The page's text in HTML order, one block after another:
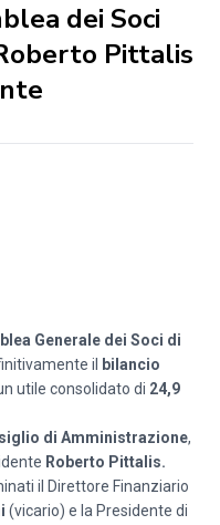
dei Soci
Pittalis
Generale dei Soci di
il
bilancio
utile consolidato di 24,9
di Amministrazione,
Roberto Pittalis.
il Direttore Finanziario
(vicario) e la Presidente di